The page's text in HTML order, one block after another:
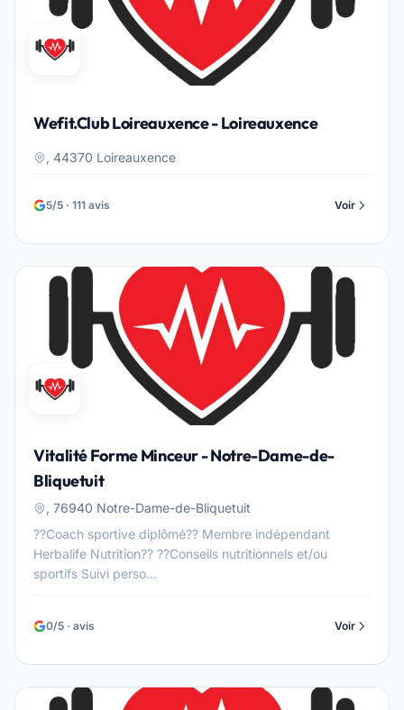
Wefit.Club Loireauxence - Loireauxence
, 44370 Loireauxence
5/5 · 111 avis Voir
Vitalité Forme Minceur - Notre-Dame-de-
Bliquetuit
, 76940 Notre-Dame-de-Bliquetuit
??Coach sportive diplômé?? Membre indépendant
Herbalife Nutrition?? ??Conseils nutritionnels et/ou
sportifs Suivi perso...
0/5 · avis Voir